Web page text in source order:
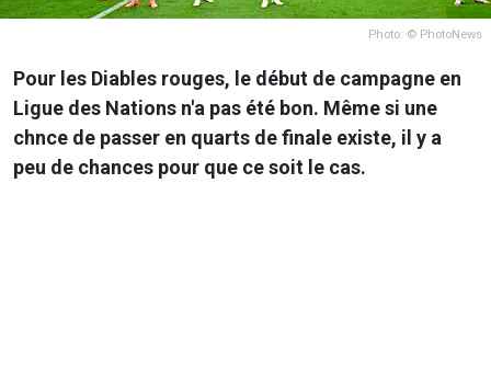
Photo: © PhotoNews
Pour les Diables rouges, le début de campagne en
Ligue des Nations n'a pas été bon. Même si une
chnce de passer en quarts de finale existe, il y a
peu de chances pour que ce soit le cas.